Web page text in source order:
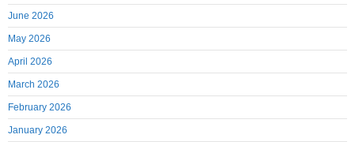
June 2026
May 2026
April 2026
March 2026
February 2026
January 2026